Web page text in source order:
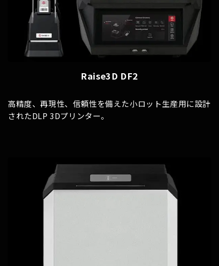
Raise3D DF2
高精度、再現性、信頼性を備えた小ロット生産用に設計
されたDLP 3Dプリンター。